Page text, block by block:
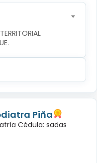
Piña
Cédula: sadas